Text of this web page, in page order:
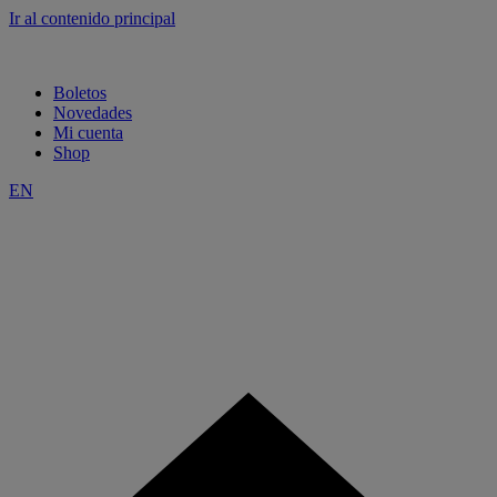
Ir al contenido principal
Boletos
Novedades
Mi cuenta
Shop
EN